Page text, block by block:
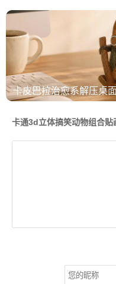
卡皮巴拉治愈系解压桌
卡通3d立体搞笑动物组合贴